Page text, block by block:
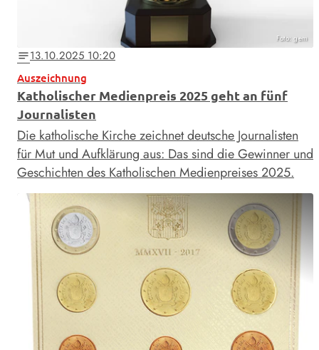
Foto: gem
notes13.10.2025 10:20
Auszeichnung
Katholischer Medienpreis 2025 geht an fünf
Journalisten
Die katholische Kirche zeichnet deutsche Journalisten
für Mut und Aufklärung aus: Das sind die Gewinner und
Geschichten des Katholischen Medienpreises 2025.